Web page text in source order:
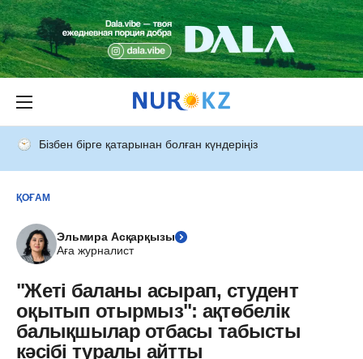
Бізбен бірге қатарынан болған күндеріңіз
ҚОҒАМ
Эльмира Асқарқызы
Аға журналист
"Жеті баланы асырап, студент
оқытып отырмыз": ақтөбелік
балықшылар отбасы табысты
кәсібі туралы айтты